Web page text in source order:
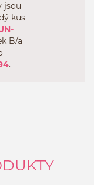
jsou
kus
B/a
.